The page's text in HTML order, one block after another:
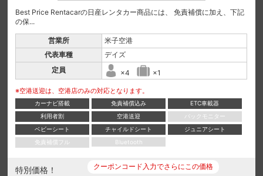
Best Price Rentacarの日産レンタカー商品には、 免責補償に加え、下記
の保...
営業所
米子空港
代表車種
デイズ
定員
×4 ×1
※空港送迎は、空港店のみの対応となります。
カーナビ搭載 免責補償込み
ETC車載器
利用者割
空港送迎
バックモニター
ベビーシート
チャイルドシート
ジュニアシート
免責補償フル
Bluetooth
特別価格！ クーポンコード入力でさらにこの価格